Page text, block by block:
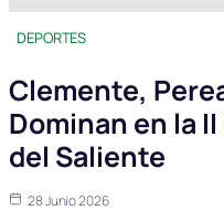
DEPORTES
Clemente,
Dominan en la
del Saliente
28 Junio 2026